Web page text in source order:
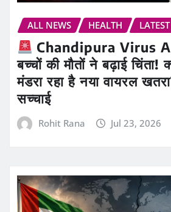
ALL NEWS HEALTH
Chandipura Virus
बच्चों की मौतों ने बढ़ाई चिंता!
मंडरा रहा है नया वायरल
सच्चाई
Rohit Rana Jul 23, 2026